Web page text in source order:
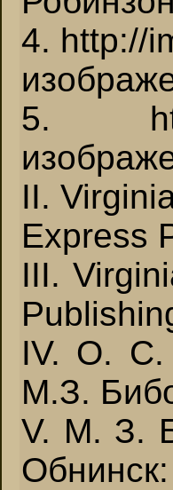
4. http://
5.
II.
Express
III.
IV. O.
М.З.
V. М. З.